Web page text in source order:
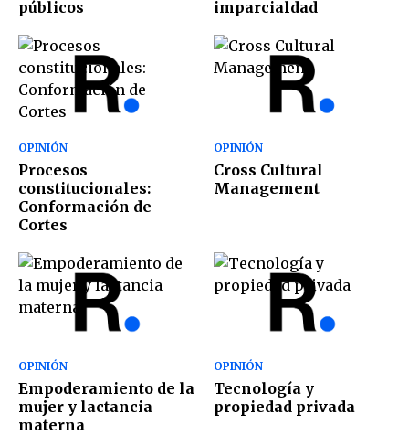
públicos
imparcialdad
OPINIÓN
Procesos
constitucionales:
Conformación de
Cortes
OPINIÓN
Cross Cultural
Management
OPINIÓN
Empoderamiento de la
mujer y lactancia
materna
OPINIÓN
Tecnología y
propiedad privada